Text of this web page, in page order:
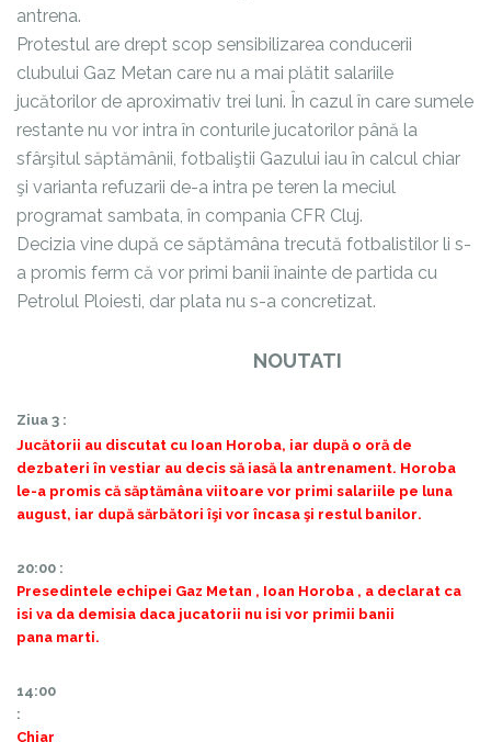
antrena.
Protestul are drept scop sensibilizarea conducerii
clubului Gaz Metan care nu a mai plătit salariile
jucătorilor de aproximativ trei luni. În cazul în care sumele
restante nu vor intra în conturile jucatorilor până la
sfârşitul săptămânii, fotbaliştii Gazului iau în calcul chiar
şi varianta refuzarii de-a intra pe teren la meciul
programat sambata, în compania CFR Cluj.
Decizia vine după ce săptămâna trecută fotbalistilor li s-
a promis ferm că vor primi banii înainte de partida cu
Petrolul Ploiesti, dar plata nu s-a concretizat.
NOUTATI
Ziua 3 :
Jucătorii au discutat cu Ioan Horoba, iar după o oră de
dezbateri în vestiar au decis să iasă la antrenament. Horoba
le-a promis că săptămâna viitoare vor primi salariile pe luna
august, iar după sărbători îşi vor încasa şi restul banilor.
20:00 :
Presedintele echipei Gaz Metan , Ioan Horoba , a declarat ca
isi va da demisia daca jucatorii nu isi vor primii banii
pana marti.
14:00
:
Chiar